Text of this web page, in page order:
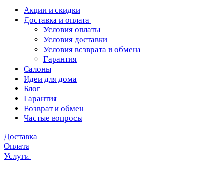
Акции и скидки
Доставка и оплата
Условия оплаты
Условия доставки
Условия возврата и обмена
Гарантия
Салоны
Идеи для дома
Блог
Гарантия
Возврат и обмен
Частые вопросы
Доставка
Оплата
Услуги